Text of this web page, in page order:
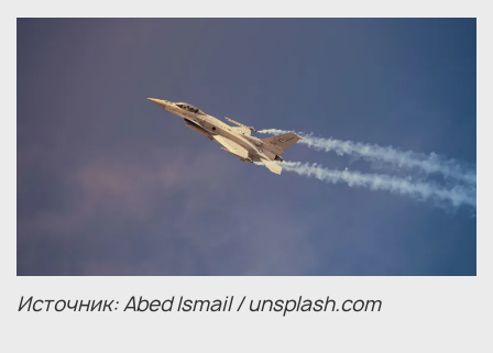
Источник: Abed Ismail / unsplash.com